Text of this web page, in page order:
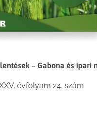
– Gabona és ipari
évfolyam 24. szám